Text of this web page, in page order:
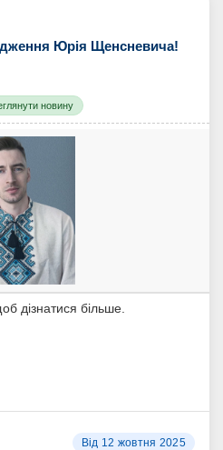
Юрія Щенсневича!
новину
дізнатися більше.
Від 12 жовтня 2025